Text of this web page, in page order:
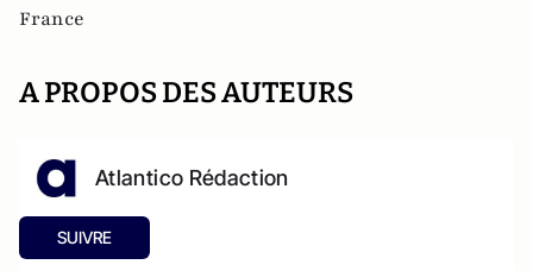
France
A PROPOS DES AUTEURS
Atlantico Rédaction
SUIVRE